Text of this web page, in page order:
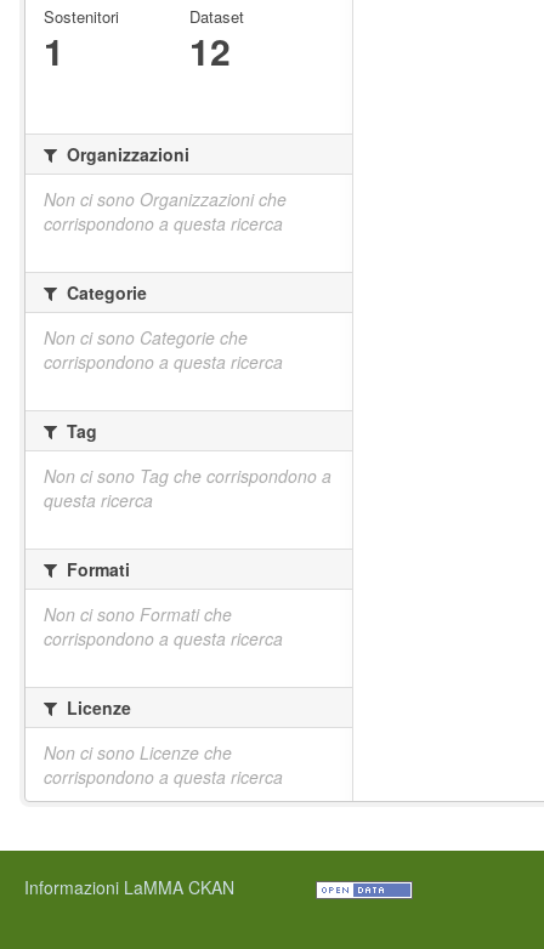
Sostenitori
1
Dataset
12
Organizzazioni
Non ci sono Organizzazioni che
corrispondono a questa ricerca
Categorie
Non ci sono Categorie che
corrispondono a questa ricerca
Tag
Non ci sono Tag che corrispondono a
questa ricerca
Formati
Non ci sono Formati che
corrispondono a questa ricerca
Licenze
Non ci sono Licenze che
corrispondono a questa ricerca
Informazioni LaMMA CKAN